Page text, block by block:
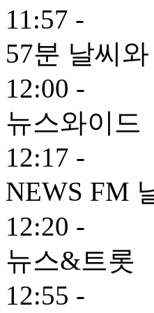
11:57 -
57분 날씨
12:00 -
뉴스와이드
12:17 -
NEWS FM
12:20 -
뉴스&트롯
12:55 -